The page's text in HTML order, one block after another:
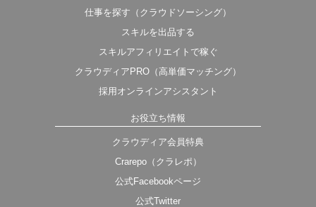
仕事を探す（クラウドソーシング）
スキルを出品する
スキルアフィリエイトで稼ぐ
クラウディアPRO（高単価マッチング）
採用オンラインアシスタント
お役立ち情報
クラウディア会員特典
Crarepo（クラレポ）
公式Facebookページ
公式Twitter